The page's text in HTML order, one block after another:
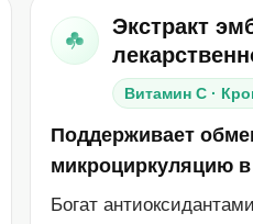
Экстракт
Витамин C ·
Поддерживает
микроциркуляцию в
Богат